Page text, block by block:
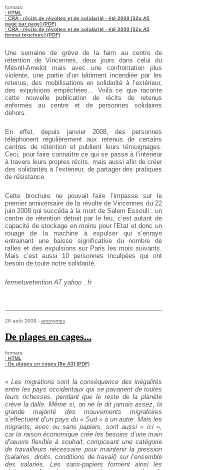
formats:
· HTML
· CRA - récits de révoltes et de solidarité - été 2009 [32p A5
page par page] (PDF)
· CRA - récits de révoltes et de solidarité - été 2009 [32p A5
format brochure] (PDF)
Une semaine de grève de la faim aucentre de
rétention de Vincennes, deux jours dans celui du
Mesnil-Amelot mais avec une confrontation plus
violente, une partied’un bâtiment incendiée par les
retenus, des mobilisations en solidarité à l’extérieur,
des expulsions empêchées… Voilà ce queraconte
cette nouvelle publication de récits de retenus
enfermés au centre et de personnes solidaires
dehors.
En effet, depuis janvier 2008, des personnes
téléphonent régulièrement aux retenus de certains
centres de rétention etpublient leurs témoignages.
Ceci, pour faire connaître ce qui se passe à l’intérieur
à travers leurs propres récits, mais aussi afin decréer
des solidarités à l’extérieur, de partagerdes pratiques
de résistance.
Cette brochure ne pouvait faire l’impasse sur le
premier anniversaire de la révoltede Vincennes du 22
juin 2008 qui succédaà la mort de Salem Essouli : un
centre derétention détruit par le feu, c’est autant de
capacité de stockage en moins pour l’Etat et donc un
rouage de la machine à expulser qui s’enraye
entrainant une baisse significative du nombre de
rafles et des expulsions sur Paris les mois suivants.
Mais c’est aussi 10 personnes inculpées qui ont
besoin de toute notre solidarité.
fermeturetention AT yahoo . fr
28 août 2009 - anonymes
De plages en cages...
formats:
· HTML
· De plages en cages [8p A3] (PDF)
«Les migrations sont la conséquence des inégalités
entre les pays occidentaux qui se pavanent de toutes
leurs richesses, pendant que le reste de la planète
crève la dalle. Même si, on ne le dit jamais assez, la
grande majorité des mouvements migratoires
s’effectuent d’un pays du « Sud » à un autre. Mais les
migrants, avec ou sans papiers, sont aussi « ici »,
car la raison économique crée les besoins d’une main
d’œuvre flexible à souhait, composant une catégorie
de travailleurs nécessaire pour maintenir la pression
(salaires, droits, conditions de travail) sur l’ensemble
des salariés. Les sans-papiers forment ainsi les